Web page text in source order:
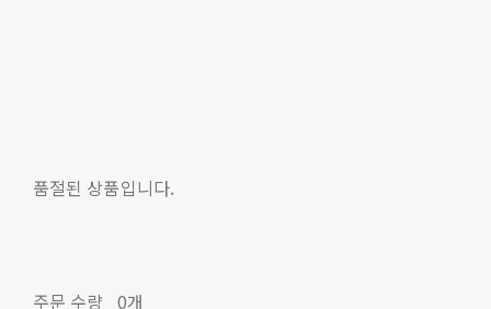
품절된 상품입니다.
주문 수량 0개